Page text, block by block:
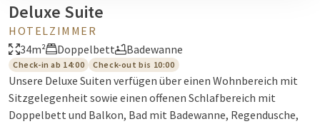
Deluxe Suite
HOTELZIMMER
34m²
Doppelbett Badewanne
Check-in ab 14:00 Check-out bis 10:00
Unsere Deluxe Suiten verfügen über einen Wohnbereich mit
Sitzgelegenheit sowie einen offenen Schlafbereich mit
Doppelbett und Balkon, Bad mit Badewanne, Regendusche,